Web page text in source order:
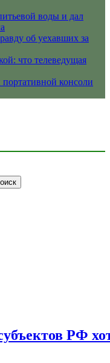
воды и дал
об уехавших за
что телеведущая
консоли
РФ